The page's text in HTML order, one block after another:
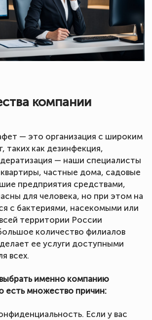
компании
— это организация с широким
таких как дезинфекция,
— наши специалисты
частные дома, садовые
предприятия средствами,
для человека, но при этом на
с бактериями, насекомыми или
территории России
количество филиалов
ее услуги доступными
всех.
именно компанию
есть множество причин:
Если у вас